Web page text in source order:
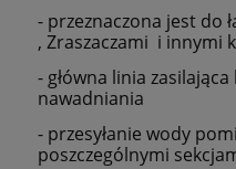
- przeznaczona jest do
, Zraszaczami i innymi
- główna linia
nawadniania
- przesyłanie wody
poszczególnymi